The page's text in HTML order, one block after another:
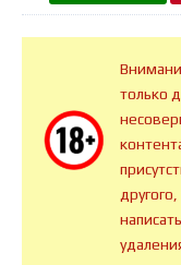
только